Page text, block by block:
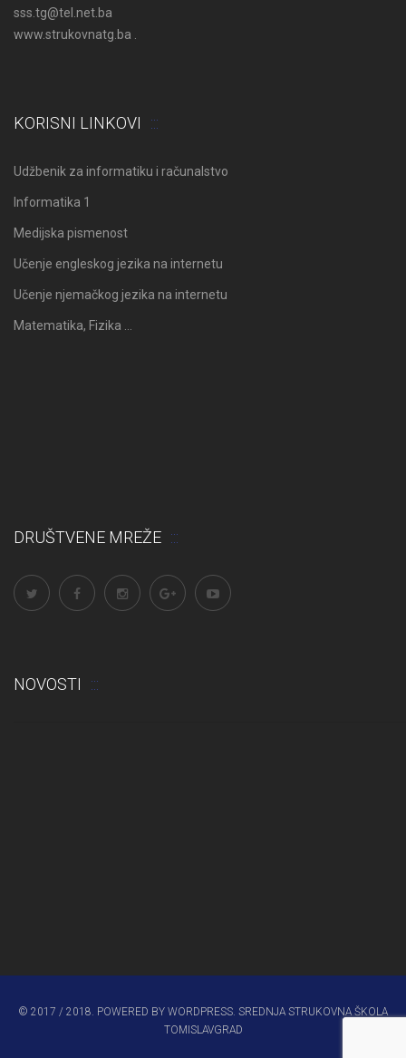
sss.tg@tel.net.ba
www.strukovnatg.ba .
KORISNI LINKOVI
Udžbenik za informatiku i računalstvo
Informatika 1
Medijska pismenost
Učenje engleskog jezika na internetu
Učenje njemačkog jezika na internetu
Matematika, Fizika …
DRUŠTVENE MREŽE
NOVOSTI
© 2017 / 2018. POWERED BY WORDPRESS. SREDNJA STRUKOVNA ŠKOLA
TOMISLAVGRAD